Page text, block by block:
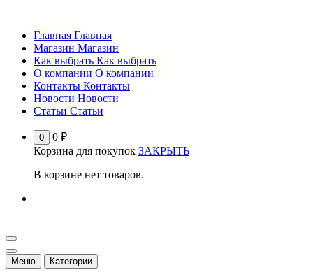
содержимому
Главная Главная
Магазин Магазин
Как выбрать Как выбрать
О компании О компании
Контакты Контакты
Новости Новости
Статьи Статьи
0 0 ₽
Корзина для покупок ЗАКРЫТЬ
В корзине нет товаров.
Меню Категории